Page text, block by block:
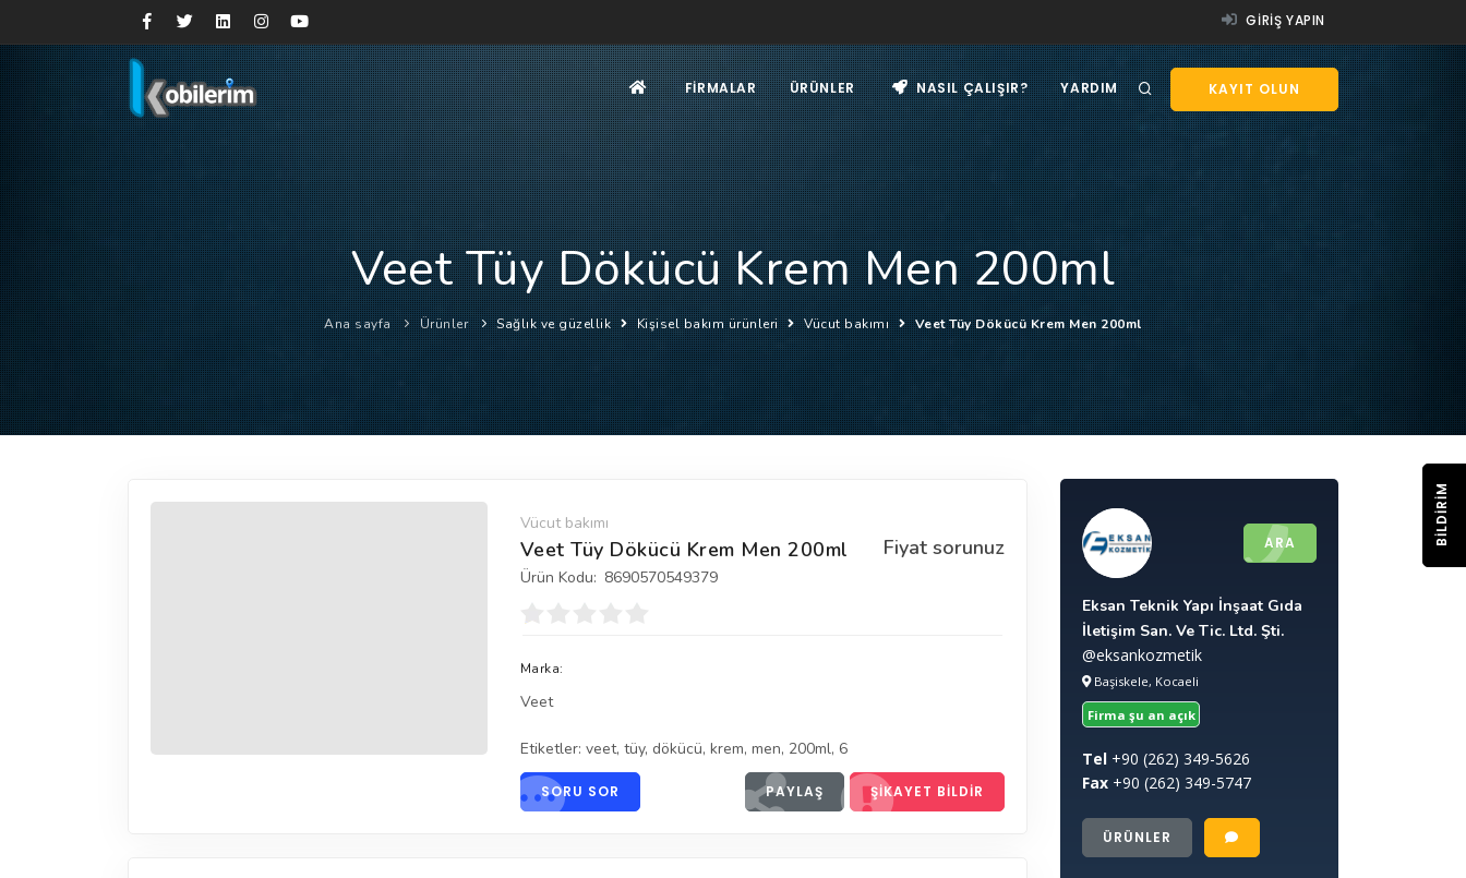
GIRIŞ YAPIN
KAYIT OLUN
FIRMALAR ÜRÜNLER NASIL ÇALIŞIR? YARDIM
Veet Tüy Dökücü Krem Men 200ml
Ana sayfa Ürünler Sağlık ve güzellik Kişisel bakım ürünleri Vücut bakımı Veet Tüy Dökücü Krem Men 200ml
Vücut bakımı
Fiyat sorunuz
Veet Tüy Dökücü Krem Men 200ml
Ürün Kodu: 8690570549379
Marka:
Veet
Etiketler: veet, tüy, dökücü, krem, men, 200ml, 6
SORU SOR PAYLAŞ ŞIKAYET BILDIR
ARA
Eksan Teknik Yapı İnşaat Gıda
İletişim San. Ve Tic. Ltd. Şti.
@eksankozmetik
Başiskele, Kocaeli
Firma şu an açık
Tel +90 (262) 349-5626
Fax +90 (262) 349-5747
ÜRÜNLER
BILDIRIM